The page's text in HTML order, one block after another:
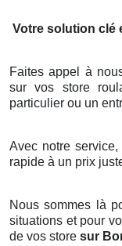
Votre solution clé
Faites appel à
sur vos store
particulier ou un
Avec notre
rapide à un prix
Nous sommes là
situations et pour
de vos store sur